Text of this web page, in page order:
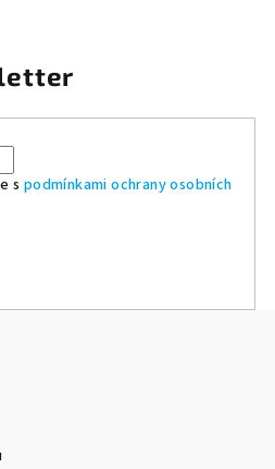
s podmínkami ochrany osobních